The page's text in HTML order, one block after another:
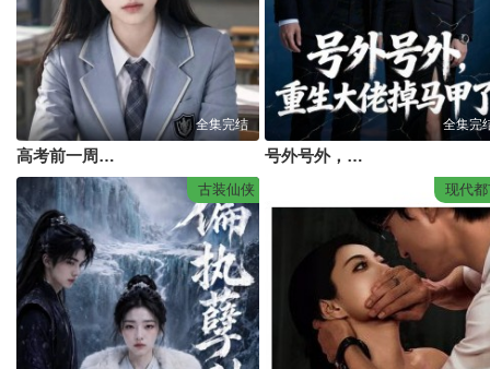
全集完结
高考前一周，我取消了全班酒店
全集完
号外号外，重生大佬掉马甲了
古装仙侠 现代